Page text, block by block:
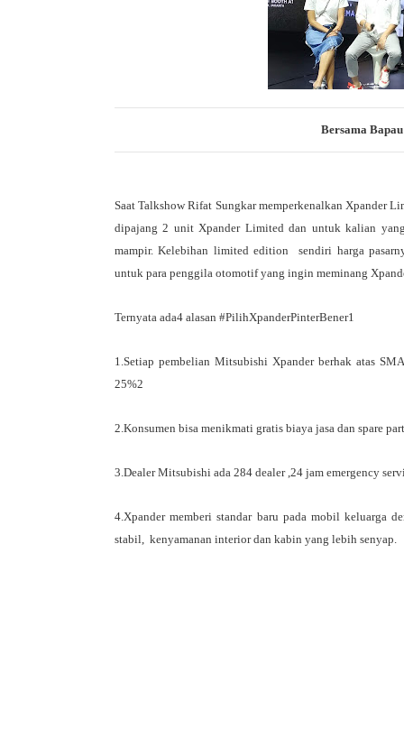
Bersama
Saat Talkshow Rifat Sungkar memperkenalkan Xpander
dipajang 2 unit Xpander Limited dan untuk kalian
mampir. Kelebihan limited edition  sendiri harga
untuk para penggila otomotif yang ingin meminang
Ternyata ada4 alasan #PilihXpanderPinterBener1
1.Setiap pembelian Mitsubishi Xpander berhak atas
25%2
2.Konsumen bisa menikmati gratis biaya jasa dan spare
3.Dealer Mitsubishi ada 284 dealer ,24 jam emergency
4.Xpander memberi standar baru pada mobil keluarga
stabil,  kenyamanan interior dan kabin yang lebih senyap.